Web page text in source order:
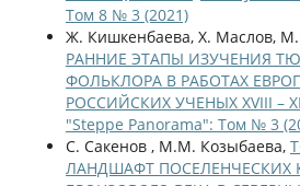
Том 8 № 3 (2021)
Ж. Кишкенбаева, Х. Маслов,
РАННИЕ ЭТАПЫ ИЗУЧЕНИЯ
ФОЛЬКЛОРА В РАБОТАХ
РОССИЙСКИХ УЧЕНЫХ XVIII –
"Steppe Panorama": Том № 3
С. Сакенов , М.М. Козыбаева,
ЛАНДШАФТ ПОСЕЛЕНЧЕСКИХ